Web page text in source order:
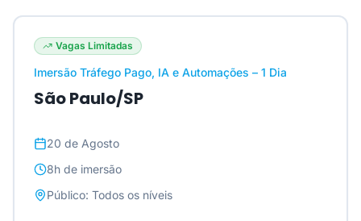
Vagas Limitadas
Imersão Tráfego Pago, IA e Automações – 1 Dia
São Paulo/SP
20 de Agosto
8h de imersão
Público: Todos os níveis